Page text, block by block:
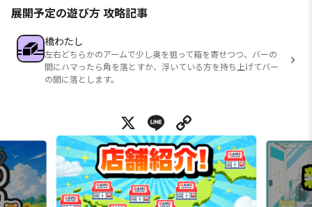
展開予定の遊び方 攻略記事
橋わたし
左右どちらかのアームで少し奥を狙って箱を寄せつつ、バーの
間にハマったら角を落とすか、浮いている方を持ち上げてバー
の間に落とします。
X Line